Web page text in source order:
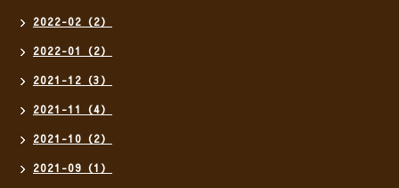
2022-02（2）
2022-01（2）
2021-12（3）
2021-11（4）
2021-10（2）
2021-09（1）